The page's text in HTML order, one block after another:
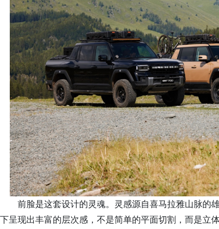
前脸是这套设计的灵魂。灵感源自喜马拉雅山脉的
下呈现出丰富的层次感，不是简单的平面切割，而是立